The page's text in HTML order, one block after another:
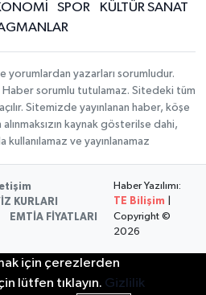
SPOR
KÜLTÜR SANAT
yorumlardan yazarları sorumludur.
Haber sorumlu tutulamaz. Sitedeki tüm
Sitemizde yayınlanan haber, köşe
kaynak gösterilse dahi,
ve yayınlanamaz
KURLARI
EMTİA FİYATLARI
Haber Yazılımı:
TE Bilişim
Copyright ©
2026
için çerezlerden
lütfen tıklayın. Gizlilik